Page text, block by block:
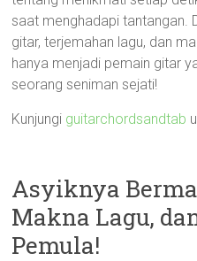
saat menghadapi tantangan.
gitar, terjemahan lagu, dan
hanya menjadi pemain gitar
seorang seniman sejati!
Kunjungi guitarchordsandtab
Asyiknya
Makna Lagu,
Pemula!